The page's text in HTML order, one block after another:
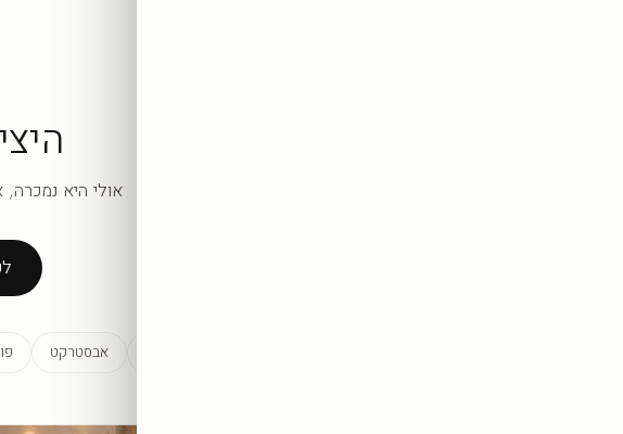
אולי היא
אבסטרקט